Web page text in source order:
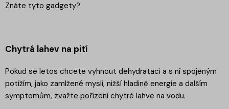
Znáte tyto gadgety?
Chytrá lahev na pití
Pokud se letos chcete vyhnout dehydrataci a s ní spojeným
potížím, jako zamlžené mysli, nižší hladině energie a dalším
symptomům, zvažte pořízení chytré lahve na vodu.